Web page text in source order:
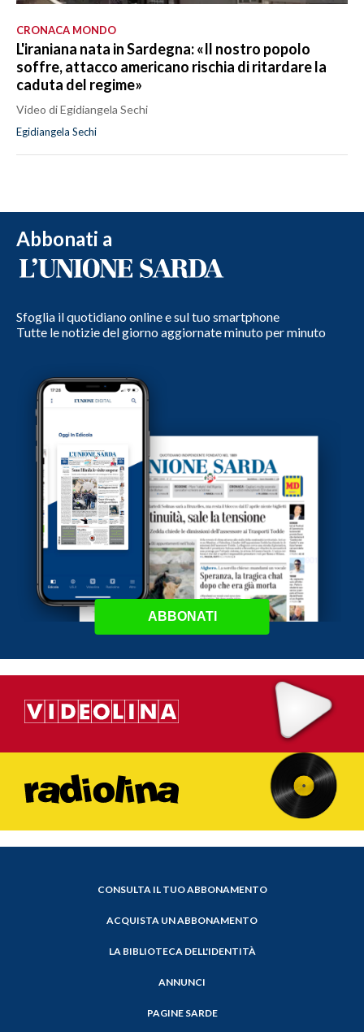
CRONACA MONDO
L'iraniana nata in Sardegna: «Il nostro popolo
soffre, attacco americano rischia di ritardare la
caduta del regime»
Video di Egidiangela Sechi
Egidiangela Sechi
Abbonati a
Sfoglia il quotidiano online e sul tuo smartphone
Tutte le notizie del giorno aggiornate minuto per minuto
ABBONATI
CONSULTA IL TUO ABBONAMENTO
ACQUISTA UN ABBONAMENTO
LA BIBLIOTECA DELL'IDENTITÀ
ANNUNCI
PAGINE SARDE